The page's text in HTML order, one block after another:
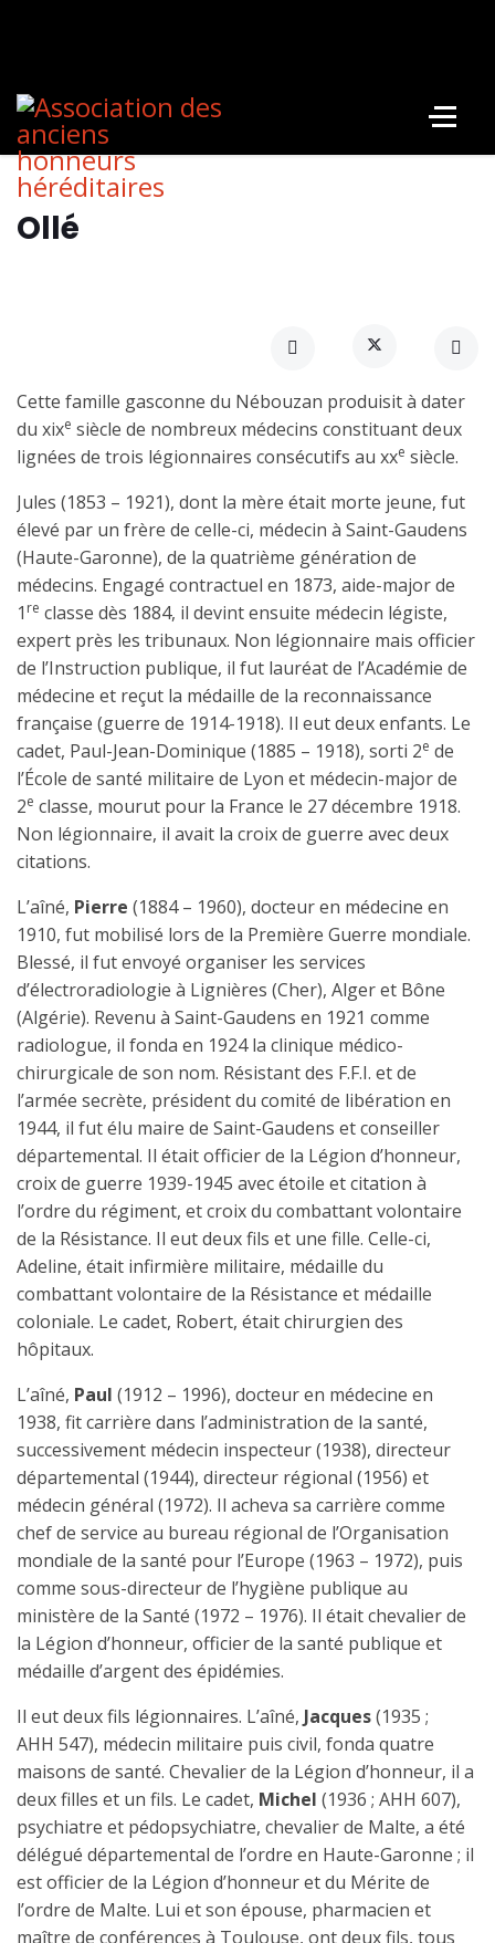
Ollé
Cette famille gasconne du Nébouzan produisit à dater
du xixe siècle de nombreux médecins constituant deux
lignées de trois légionnaires consécutifs au xxe siècle.
Jules (1853 – 1921), dont la mère était morte jeune, fut
élevé par un frère de celle-ci, médecin à Saint-Gaudens
(Haute-Garonne), de la quatrième génération de
médecins. Engagé contractuel en 1873, aide-major de
1 re classe dès 1884, il devint ensuite médecin légiste,
expert près les tribunaux. Non légionnaire mais officier
de l’Instruction publique, il fut lauréat de l’Académie de
médecine et reçut la médaille de la reconnaissance
française (guerre de 1914-1918). Il eut deux enfants. Le
cadet, Paul-Jean-Dominique (1885 – 1918), sorti 2e de
l’École de santé militaire de Lyon et médecin-major de
2e classe, mourut pour la France le 27 décembre 1918.
Non légionnaire, il avait la croix de guerre avec deux
citations.
L’aîné, Pierre (1884 – 1960), docteur en médecine en
1910, fut mobilisé lors de la Première Guerre mondiale.
Blessé, il fut envoyé organiser les services
d’électroradiologie à Lignières (Cher), Alger et Bône
(Algérie). Revenu à Saint-Gaudens en 1921 comme
radiologue, il fonda en 1924 la clinique médico-
chirurgicale de son nom. Résistant des F.F.I. et de
l’armée secrète, président du comité de libération en
1944, il fut élu maire de Saint-Gaudens et conseiller
départemental. Il était officier de la Légion d’honneur,
croix de guerre 1939-1945 avec étoile et citation à
l’ordre du régiment, et croix du combattant volontaire
de la Résistance. Il eut deux fils et une fille. Celle-ci,
Adeline, était infirmière militaire, médaille du
combattant volontaire de la Résistance et médaille
coloniale. Le cadet, Robert, était chirurgien des
hôpitaux.
L’aîné, Paul (1912 – 1996), docteur en médecine en
1938, fit carrière dans l’administration de la santé,
successivement médecin inspecteur (1938), directeur
départemental (1944), directeur régional (1956) et
médecin général (1972). Il acheva sa carrière comme
chef de service au bureau régional de l’Organisation
mondiale de la santé pour l’Europe (1963 – 1972), puis
comme sous-directeur de l’hygiène publique au
ministère de la Santé (1972 – 1976). Il était chevalier de
la Légion d’honneur, officier de la santé publique et
médaille d’argent des épidémies.
Il eut deux fils légionnaires. L’aîné, Jacques(1935 ;
AHH 547), médecin militaire puis civil, fonda quatre
maisons de santé. Chevalier de la Légion d’honneur, il a
deux filles et un fils. Le cadet, Michel (1936 ; AHH 607),
psychiatre et pédopsychiatre, chevalier de Malte, a été
délégué départemental de l’ordre en Haute-Garonne ; il
est officier de la Légion d’honneur et du Mérite de
l’ordre de Malte. Lui et son épouse, pharmacien et
maître de conférences à Toulouse, ont deux fils, tous